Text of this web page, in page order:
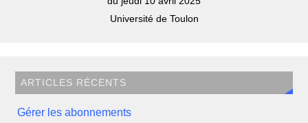
Université de Toulon
ARTICLES RÉCENTS
Gérer les abonnements